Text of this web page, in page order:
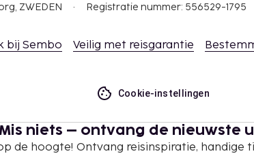
ZWEDEN Registratie nummer: 556529-1795
bij Sembo Veilig met reisgarantie
Cookie-instellingen
Mis niets – ontvang de nieuwste
de hoogte! Ontvang reisinspiratie, handige